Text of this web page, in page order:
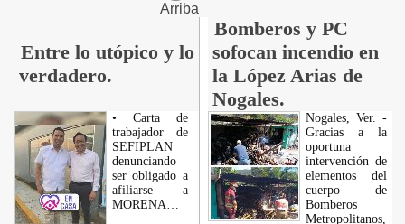
Arriba
Entre lo utópico y lo
verdadero.
Bomberos y PC
sofocan incendio en
la López Arias de
Nogales.
• Carta de
trabajador de
SEFIPLAN
denunciando
ser obligado a
afiliarse a
MORENA…
Nogales, Ver. -
Gracias a la
oportuna
intervención de
elementos del
cuerpo de
Bomberos
Metropolitanos,